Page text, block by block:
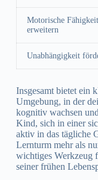
Motorische
erweitern
Unabhängigkeit
Insgesamt bietet ein
Umgebung, in der
kognitiv wachsen
Kind, sich in einer
aktiv in das tägliche
Lernturm mehr als
wichtiges Werkzeug
seiner frühen